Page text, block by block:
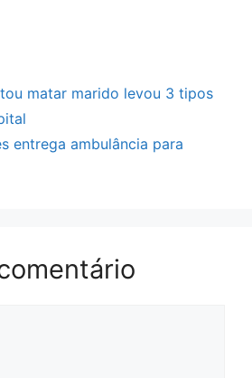
matar marido levou 3 tipos
entrega ambulância para